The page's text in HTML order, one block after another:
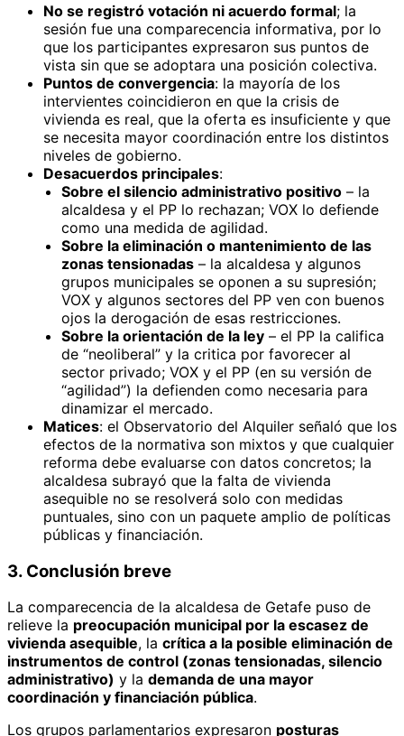
No se registró votación ni acuerdo formal; la
sesión fue una comparecencia informativa, por lo
que los participantes expresaron sus puntos de
vista sin que se adoptara una posición colectiva.
Puntos de convergencia: la mayoría de los
intervientes coincidieron en que la crisis de
vivienda es real, que la oferta es insuficiente y que
se necesita mayor coordinación entre los distintos
niveles de gobierno.
Desacuerdos principales:
Sobre el silencio administrativo positivo – la
alcaldesa y el PP lo rechazan; VOX lo defiende
como una medida de agilidad.
Sobre la eliminación o mantenimiento de las
zonas tensionadas – la alcaldesa y algunos
grupos municipales se oponen a su supresión;
VOX y algunos sectores del PP ven con buenos
ojos la derogación de esas restricciones.
Sobre la orientación de la ley – el PP la califica
de “neoliberal” y la critica por favorecer al
sector privado; VOX y el PP (en su versión de
“agilidad”) la defienden como necesaria para
dinamizar el mercado.
Matices: el Observatorio del Alquiler señaló que los
efectos de la normativa son mixtos y que cualquier
reforma debe evaluarse con datos concretos; la
alcaldesa subrayó que la falta de vivienda
asequible no se resolverá solo con medidas
puntuales, sino con un paquete amplio de políticas
públicas y financiación.
3. Conclusión breve
La comparecencia de la alcaldesa de Getafe puso de
relieve la preocupación municipal por la escasez de
vivienda asequible, la crítica a la posible eliminación de
instrumentos de control (zonas tensionadas, silencio
administrativo) y la demanda de una mayor
coordinación y financiación pública.
Los grupos parlamentarios expresaron posturas